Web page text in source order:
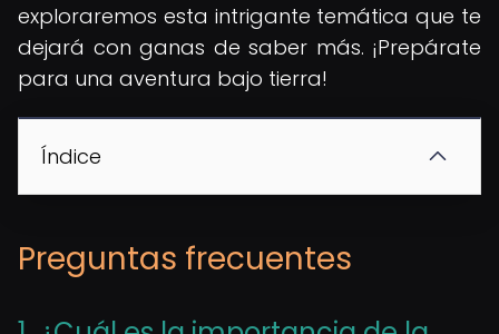
exploraremos esta intrigante temática que te
dejará con ganas de saber más. ¡Prepárate
para una aventura bajo tierra!
Índice
Preguntas frecuentes